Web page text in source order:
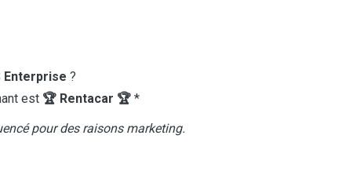
Enterprise ?
est 🏆 Rentacar 🏆 *
pour des raisons marketing.